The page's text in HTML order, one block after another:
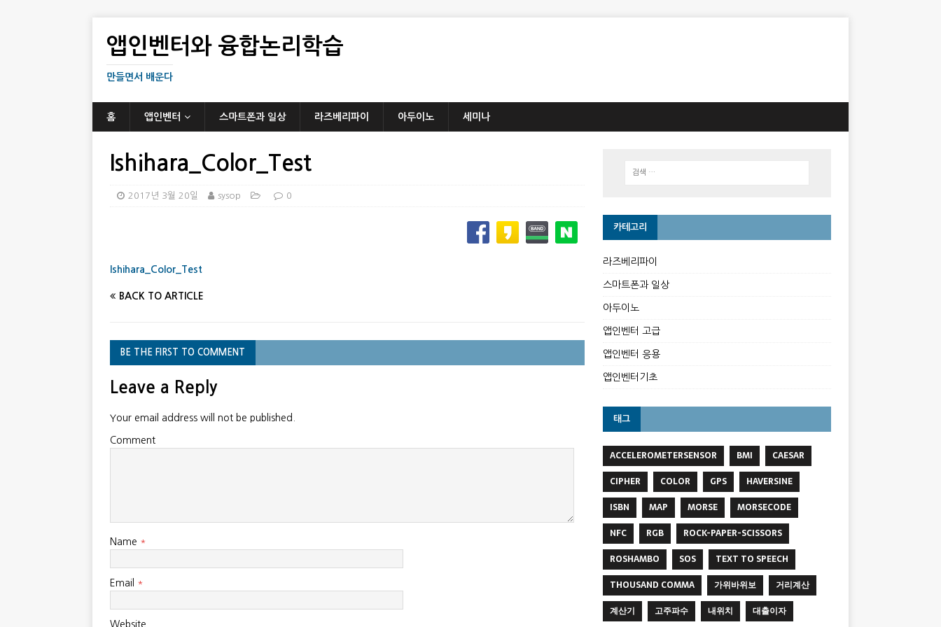
앱인벤터와 융합논리학습
만들면서 배운다
홈 앱인벤터 스마트폰과 일상 라즈베리파이 아두이노 세미나
Ishihara_Color_Test
2017년 3월 20일 sysop 0
Ishihara_Color_Test
BACK TO ARTICLE
BE THE FIRST TO COMMENT
Leave a Reply
Your email address will not be published.
Comment
Name *
Email *
Website
카테고리
라즈베리파이
스마트폰과 일상
아두이노
앱인벤터 고급
앱인벤터 응용
앱인벤터기초
태그
ACCELEROMETERSENSOR BMI
CAESAR
CIPHER
COLOR GPS
HAVERSINE
ISBN
MAP MORSE
MORSECODE
NFC
RGB
ROCK-PAPER-SCISSORS
ROSHAMBO
SOS
TEXT TO SPEECH
THOUSAND COMMA
가위바위보
거리계산
계산기
고주파수 내위치 대출이자